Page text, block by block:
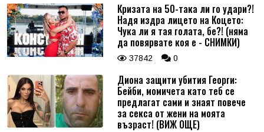
Кризата на 50-така ли го удари?!
Надя издра лицето на Коцето:
Чука ли я тая голата, бе?! (няма
да повярвате коя е - СНИМКИ)
37842 0
Диона защити убития Георги:
Бейби, момичета като теб се
предлагат сами и знаят повече
за секса от жени на моята
възраст! (ВИЖ ОЩЕ)